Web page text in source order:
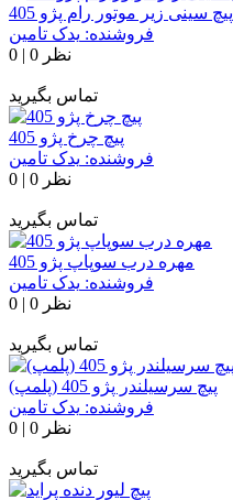
پیچ سینی زیر موتور رام پژو 405
فروشنده: یدک تامین
0 | 0 نظر
تماس بگیرید
پیچ چرخ پژو 405
فروشنده: یدک تامین
0 | 0 نظر
تماس بگیرید
مهره درب سوپاپ پژو 405
فروشنده: یدک تامین
0 | 0 نظر
تماس بگیرید
پیچ سرسیلندر پژو 405 (پلمپ)
فروشنده: یدک تامین
0 | 0 نظر
تماس بگیرید